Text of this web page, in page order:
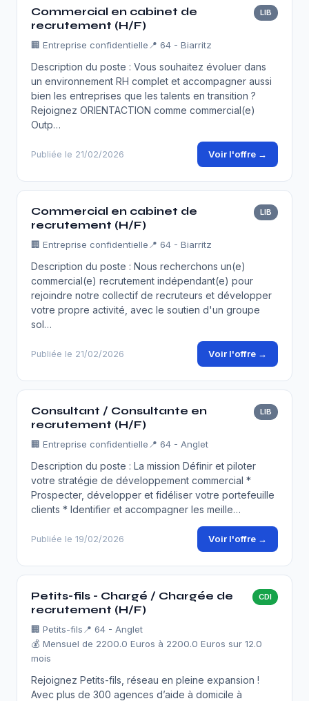
Commercial en cabinet de
recrutement (H/F)
LIB
🏢 Entreprise confidentielle 📍 64 - Biarritz
Description du poste : Vous souhaitez évoluer dans
un environnement RH complet et accompagner aussi
bien les entreprises que les talents en transition ?
Rejoignez ORIENTACTION comme commercial(e)
Outp…
Publiée le 21/02/2026 Voir l'offre →
Commercial en cabinet de
recrutement (H/F)
LIB
🏢 Entreprise confidentielle 📍 64 - Biarritz
Description du poste : Nous recherchons un(e)
commercial(e) recrutement indépendant(e) pour
rejoindre notre collectif de recruteurs et développer
votre propre activité, avec le soutien d'un groupe
sol…
Publiée le 21/02/2026 Voir l'offre →
Consultant / Consultante en
recrutement (H/F)
LIB
🏢 Entreprise confidentielle 📍 64 - Anglet
Description du poste : La mission Définir et piloter
votre stratégie de développement commercial *
Prospecter, développer et fidéliser votre portefeuille
clients * Identifier et accompagner les meille…
Publiée le 19/02/2026 Voir l'offre →
Petits-fils - Chargé / Chargée de
recrutement (H/F)
CDI
🏢 Petits-fils 📍 64 - Anglet
💰 Mensuel de 2200.0 Euros à 2200.0 Euros sur 12.0
mois
Rejoignez Petits-fils, réseau en pleine expansion !
Avec plus de 300 agences d’aide à domicile à